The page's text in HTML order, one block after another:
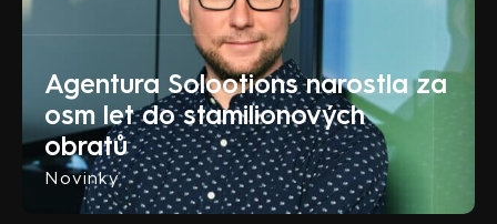
Agentura Solootions narostla za
osm let do stamilionových
obratů
Novinky